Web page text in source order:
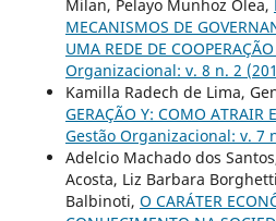
Milan, Pelayo Munhoz Olea,
MECANISMOS DE
UMA REDE DE COOPERAÇÃO
Organizacional: v. 8 n. 2
Kamilla Radech de Lima,
GERAÇÃO Y: COMO ATRAIR
Gestão Organizacional: v. 7
Adelcio Machado dos
Acosta, Liz Barbara
Balbinoti, O CARÁTER